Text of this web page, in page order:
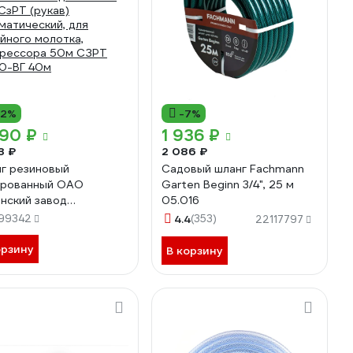
₽
₽
резиновый
ОАО
завод
д. 25мм 10
(рукав)
для
молотка,
50м СЗРТ
-7%
1 936 ₽
2 086 ₽
Садовый шланг Fachmann
Garten Beginn 3/4", 25 м
05.016
4.4(353) 22117797
В корзину